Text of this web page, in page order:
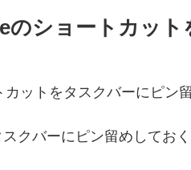
ショートカット
ットをタスクバーにピン
クバーにピン留めしてお